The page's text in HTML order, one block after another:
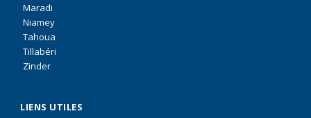
Maradi
Niamey
Tahoua
Tillabéri
Zinder
LIENS UTILES